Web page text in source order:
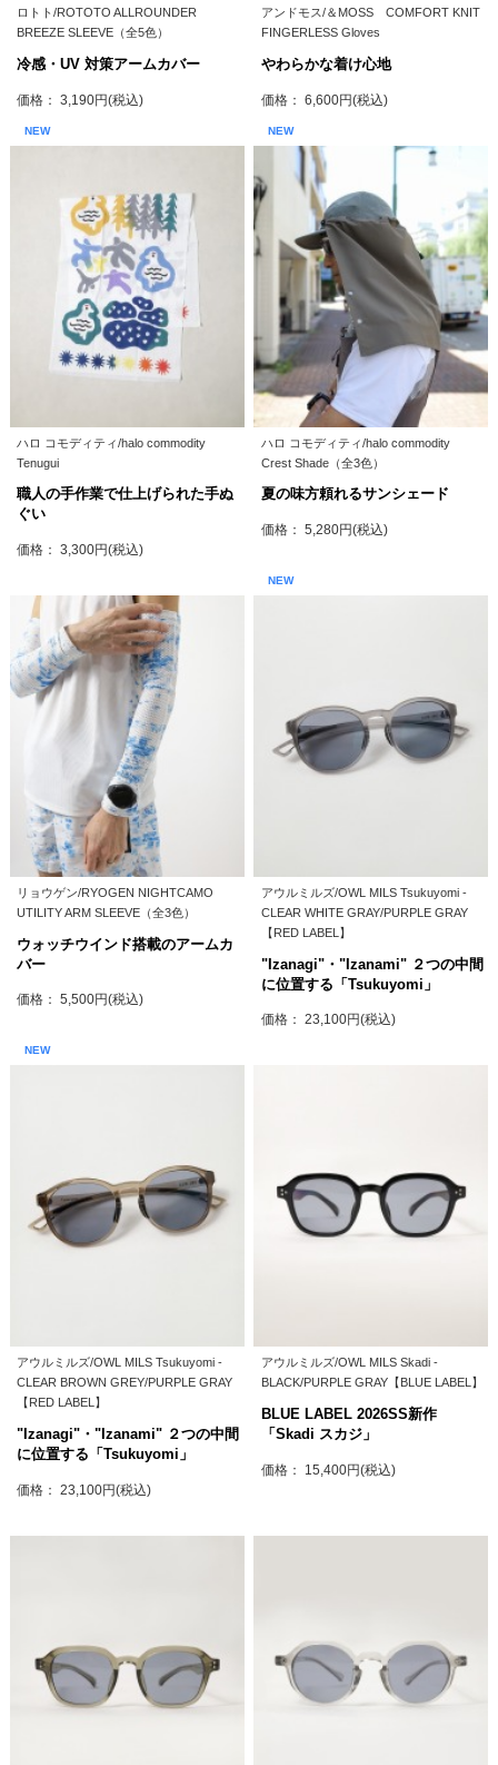
ロトト/ROTOTO ALLROUNDER
BREEZE SLEEVE（全5色）
冷感・UV 対策アームカバー
価格： 3,190円(税込)
アンドモス/＆MOSS COMFORT KNIT
FINGERLESS Gloves
やわらかな着け心地
価格： 6,600円(税込)
NEW
ハロ コモディティ/halo commodity
Tenugui
職人の手作業で仕上げられた手ぬ
ぐい
価格： 3,300円(税込)
NEW
ハロ コモディティ/halo commodity
Crest Shade（全3色）
夏の味方頼れるサンシェード
価格： 5,280円(税込)
リョウゲン/RYOGEN NIGHTCAMO
UTILITY ARM SLEEVE（全3色）
ウォッチウインド搭載のアームカ
バー
価格： 5,500円(税込)
NEW
アウルミルズ/OWL MILS Tsukuyomi -
CLEAR WHITE GRAY/PURPLE GRAY
【RED LABEL】
"Izanagi"・"Izanami" ２つの中間
に位置する「Tsukuyomi」
価格： 23,100円(税込)
NEW
アウルミルズ/OWL MILS Tsukuyomi -
CLEAR BROWN GREY/PURPLE GRAY
【RED LABEL】
"Izanagi"・"Izanami" ２つの中間
に位置する「Tsukuyomi」
価格： 23,100円(税込)
アウルミルズ/OWL MILS Skadi -
BLACK/PURPLE GRAY【BLUE LABEL】
BLUE LABEL 2026SS新作
「Skadi スカジ」
価格： 15,400円(税込)